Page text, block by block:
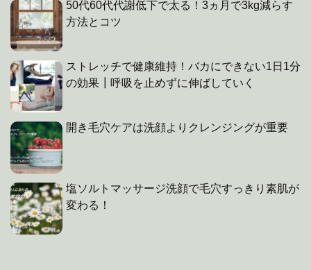
50代60代代謝低下で太る！3ヵ月で3kg減らす
方法とコツ
ストレッチで健康維持！バカにできない1日1分
の効果┃呼吸を止めずに伸ばしていく
開き毛穴ケアは洗顔よりクレンジングが重要
塩ソルトマッサージ洗顔で毛穴すっきり素肌が
変わる！